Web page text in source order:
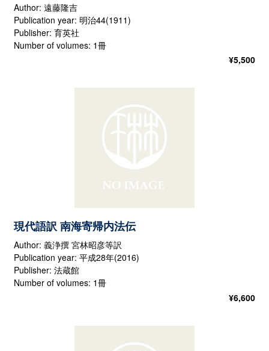
Author: 遠藤隆吉
Publication year: 明治44(1911)
Publisher: 育英社
Number of volumes: 1冊
¥5,500
現代語訳 南海寄帰内法伝
Author: 義浄撰 宮林昭彦等訳
Publication year: 平成28年(2016)
Publisher: 法蔵館
Number of volumes: 1冊
¥6,600